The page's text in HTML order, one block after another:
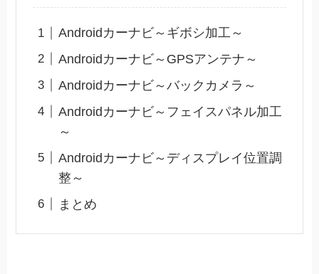
Androidカーナビ～ギボシ加工～
Androidカーナビ～GPSアンテナ～
Androidカーナビ～バックカメラ～
Androidカーナビ～フェイスパネル加工
～
Androidカーナビ～ディスプレイ位置調
整～
まとめ